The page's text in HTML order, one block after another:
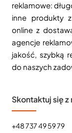
reklamowe:
inne produkty z
online z
agencje
jakość, szybką
do naszych
Skontaktuj się z
+48 737 49 59 79